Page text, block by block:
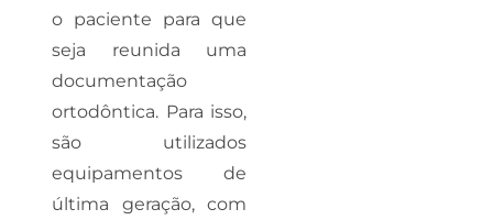
o paciente para que
seja reunida uma
documentação
ortodôntica. Para isso,
são utilizados
equipamentos de
última geração, com